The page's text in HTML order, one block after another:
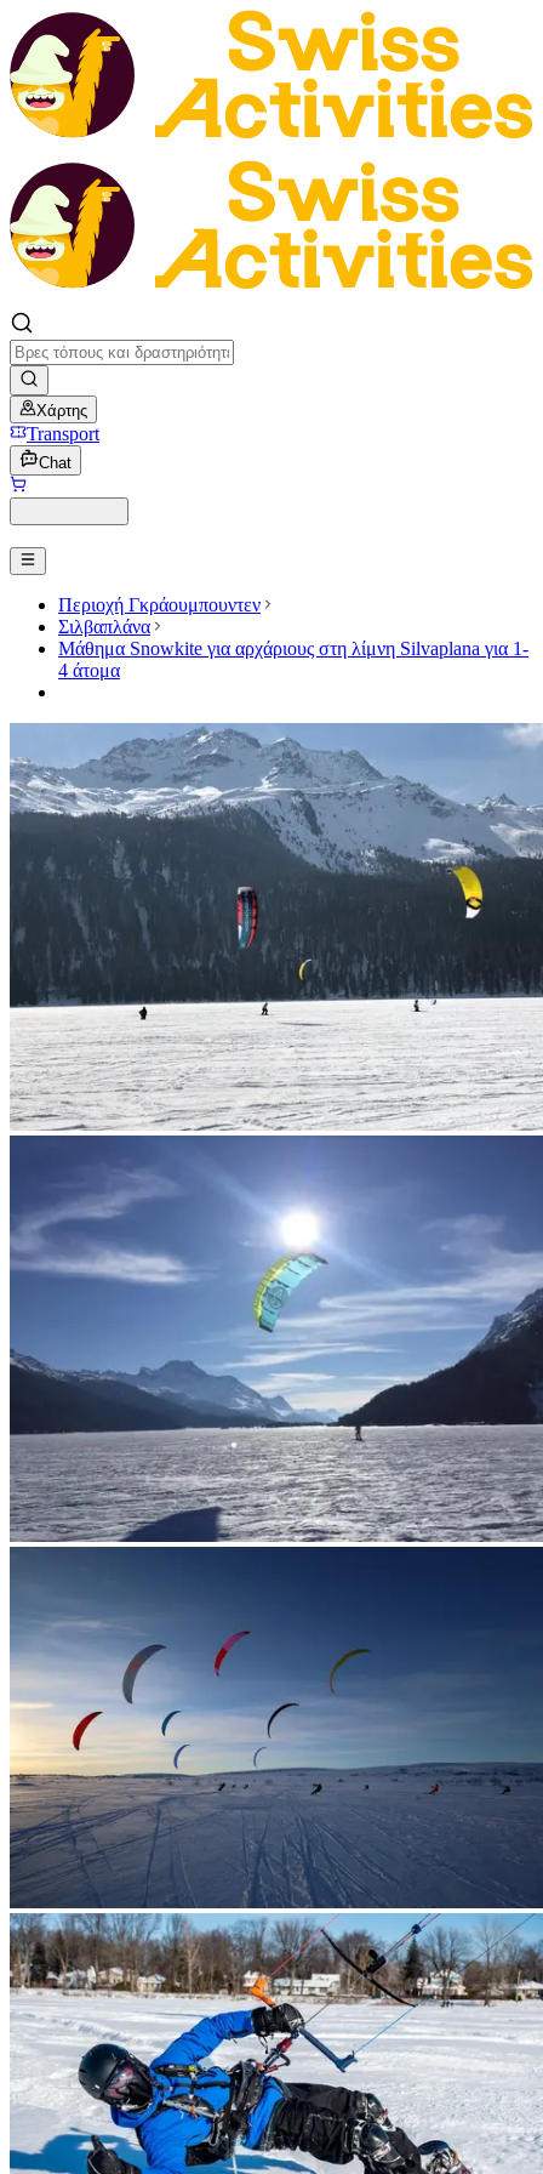
Χάρτης
Transport
Chat
Περιοχή Γκράουμπουντεν
Σιλβαπλάνα
Μάθημα Snowkite για αρχάριους στη λίμνη Silvaplana για 1-
4 άτομα